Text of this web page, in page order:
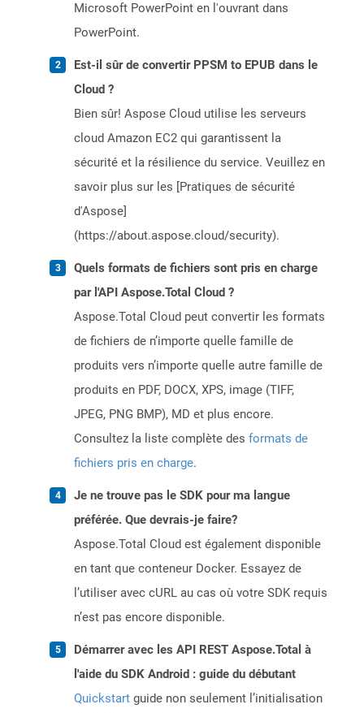
Microsoft PowerPoint en l'ouvrant dans
PowerPoint.
Est-il sûr de convertir PPSM to EPUB dans le
Cloud ?
Bien sûr! Aspose Cloud utilise les serveurs
cloud Amazon EC2 qui garantissent la
sécurité et la résilience du service. Veuillez en
savoir plus sur les [Pratiques de sécurité
d'Aspose]
(https://about.aspose.cloud/security).
Quels formats de fichiers sont pris en charge
par l'API Aspose.Total Cloud ?
Aspose.Total Cloud peut convertir les formats
de fichiers de n’importe quelle famille de
produits vers n’importe quelle autre famille de
produits en PDF, DOCX, XPS, image (TIFF,
JPEG, PNG BMP), MD et plus encore.
Consultez la liste complète des formats de
fichiers pris en charge.
Je ne trouve pas le SDK pour ma langue
préférée. Que devrais-je faire?
Aspose.Total Cloud est également disponible
en tant que conteneur Docker. Essayez de
l’utiliser avec cURL au cas où votre SDK requis
n’est pas encore disponible.
Démarrer avec les API REST Aspose.Total à
l'aide du SDK Android : guide du débutant
Quickstart guide non seulement l’initialisation